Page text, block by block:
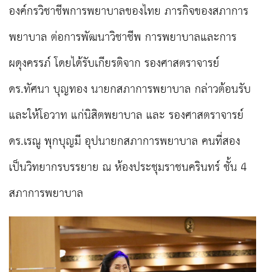
องค์กรวิชาชีพการพยาบาลของไทย ภารกิจของสภาการ
พยาบาล ต่อการพัฒนาวิชาชีพ การพยาบาลและการ
ผดุงครรภ์ โดยได้รับเกียรติจาก รองศาสตราจารย์
ดร.ทัศนา บุญทอง นายกสภาการพยาบาล กล่าวต้อนรับ
และให้โอวาท แก่นิสิตพยาบาล และ รองศาสตราจารย์
ดร.เรณู พุกบุญมี อุปนายกสภาการพยาบาล คนที่สอง
เป็นวิทยากรบรรยาย ณ ห้องประชุมราชนครินทร์ ชั้น 4
สภาการพยาบาล